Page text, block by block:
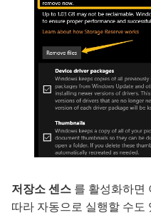
저장소 센스 를 활성화하면
따라 자동으로 실행할 수도